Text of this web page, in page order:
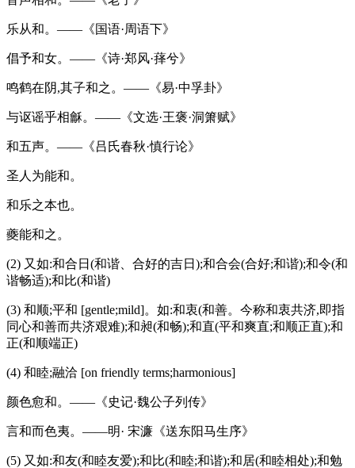
乐从和。——《国语·周语下》
倡予和女。——《诗·郑风·萚兮》
鸣鹤在阴,其子和之。——《易·中孚卦》
与讴谣乎相龢。——《文选·王褒·洞箫赋》
和五声。——《吕氏春秋·慎行论》
圣人为能和。
和乐之本也。
夔能和之。
(2) 又如:和合日(和谐、合好的吉日);和合会(合好;和谐);和令(和
谐畅适);和比(和谐)
(3) 和顺;平和 [gentle;mild]。如:和衷(和善。今称和衷共济,即指
同心和善而共济艰难);和昶(和畅);和直(平和爽直;和顺正直);和
正(和顺端正)
(4) 和睦;融洽 [on friendly terms;harmonious]
颜色愈和。——《史记·魏公子列传》
言和而色夷。——明· 宋濂《送东阳马生序》
(5) 又如:和友(和睦友爱);和比(和睦;和谐);和居(和睦相处);和勉